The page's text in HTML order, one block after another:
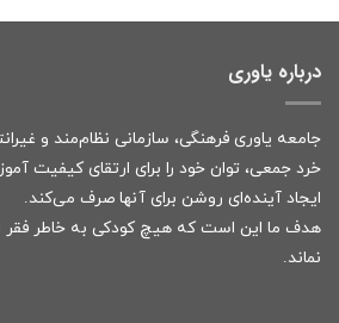
درباره یاوری
جامعه یاوری فرهنگی، سازمانی نظام‌مند و
خرد جمعی، توان خود را برای ارتقای کیفیت
ایجاد آینده‌ای روشن برای آنها صرف می‌کند.
هدف ما این است که هیچ کودکی به خاطر فقر
نماند.